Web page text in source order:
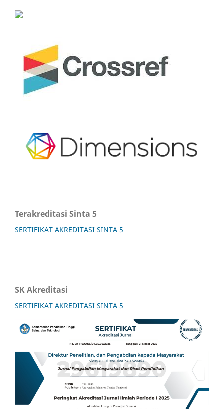
Terakreditasi Sinta 5
SERTIFIKAT AKREDITASI SINTA 5
SK Akreditasi
SERTIFIKAT AKREDITASI SINTA 5